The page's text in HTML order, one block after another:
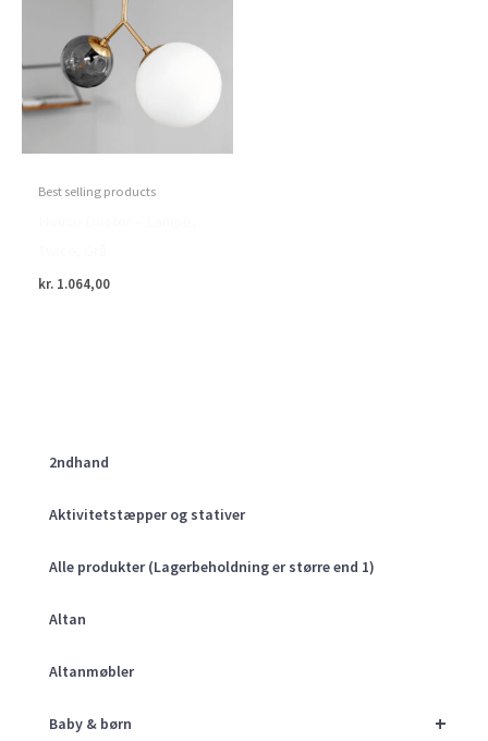
2ndhand
Aktivitetstæpper og stativer
Alle produkter (Lagerbeholdning er større end 1)
Altan
Altanmøbler
+
Baby & børn
Best selling products
kr. 1.064,00